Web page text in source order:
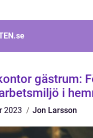
se
gästrum:
i
2023 Jon Larsson